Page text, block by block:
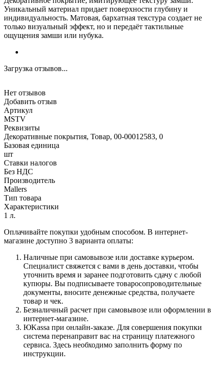
Уникальный материал придает поверхности глубину и
индивидуальность. Матовая, бархатная текстура создает не
только визуальный эффект, но и передаёт тактильные
ощущения замши или нубука.
Загрузка отзывов...
Нет отзывов
Добавить отзыв
Артикул
MSTV
Реквизиты
Декоративные покрытия, Товар, 00-00012583, 0
Базовая единица
шт
Ставки налогов
Без НДС
Производитель
Mallers
Тип товара
Характеристики
1 л.
Оплачивайте покупки удобным способом. В интернет-
магазине доступно 3 варианта оплаты:
Наличные при самовывозе или доставке курьером.
Специалист свяжется с вами в день доставки, чтобы
уточнить время и заранее подготовить сдачу с любой
купюры. Вы подписываете товаросопроводительные
документы, вносите денежные средства, получаете
товар и чек.
Безналичный расчет при самовывозе или оформлении в
интернет-магазине.
ЮKassa при онлайн-заказе. Для совершения покупки
система перенаправит вас на страницу платежного
сервиса. Здесь необходимо заполнить форму по
инструкции.